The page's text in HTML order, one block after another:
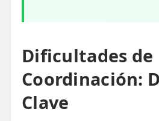
🫶 Suelo Pélvico
💆 Masajes Madrid
🏅 Fisioterapia Deportiva
Dificultades de
Coordinación:
Clave